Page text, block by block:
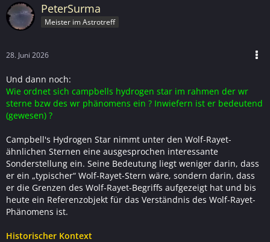
PeterSurma
Meister im Astrotreff
28. Juni 2026
Und dann noch:
Wie ordnet sich campbells hydrogen star im rahmen der wr
sterne bzw des wr phänomens ein ? Inwiefern ist er bedeutend
(gewesen) ?
Campbell's Hydrogen Star nimmt unter den Wolf-Rayet-
ähnlichen Sternen eine ausgesprochen interessante
Sonderstellung ein. Seine Bedeutung liegt weniger darin, dass
er ein „typischer“ Wolf-Rayet-Stern wäre, sondern darin, dass
er die Grenzen des Wolf-Rayet-Begriffs aufgezeigt hat und bis
heute ein Referenzobjekt für das Verständnis des Wolf-Rayet-
Phänomens ist.
Historischer Kontext